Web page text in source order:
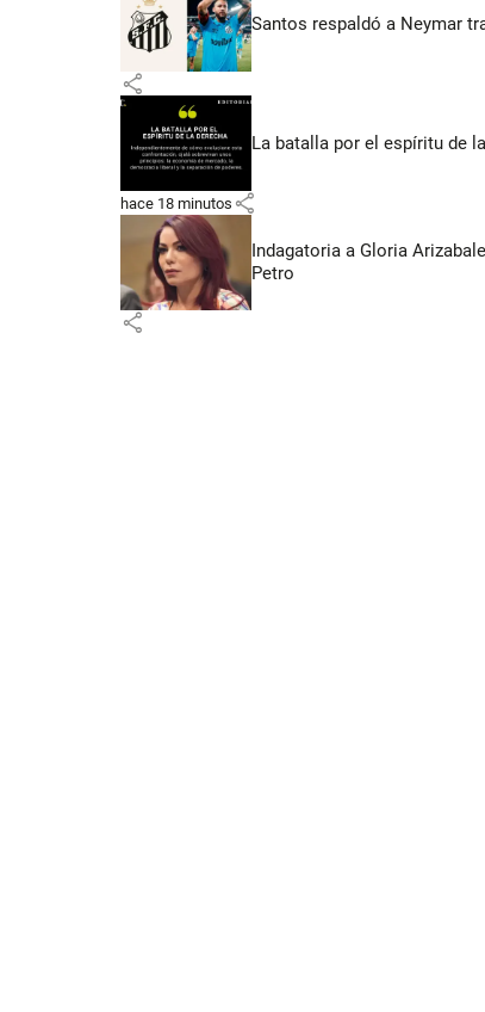
Santos respaldó a Neymar
share
La batalla por el espíritu de
hace 18 minutos share
Indagatoria a Gloria
Petro
share